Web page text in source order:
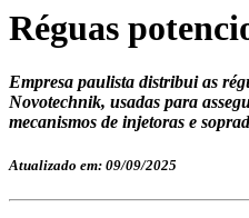
Réguas
Empresa paulista distribui as
Novotechnik, usadas para
mecanismos de injetoras e
Atualizado em: 09/09/2025